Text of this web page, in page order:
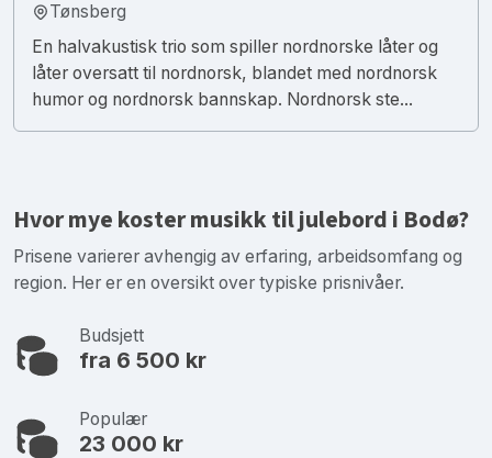
Tønsberg
En halvakustisk trio som spiller nordnorske låter og
låter oversatt til nordnorsk, blandet med nordnorsk
humor og nordnorsk bannskap. Nordnorsk ste...
Hvor mye koster musikk til julebord i Bodø?
Prisene varierer avhengig av erfaring, arbeidsomfang og
region. Her er en oversikt over typiske prisnivåer.
Budsjett
fra 6 500 kr
Populær
23 000 kr